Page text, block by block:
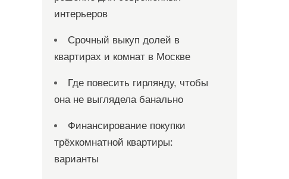
интерьеров
Срочный выкуп долей в
квартирах и комнат в Москве
Где повесить гирлянду, чтобы
она не выглядела банально
Финансирование покупки
трёхкомнатной квартиры:
варианты